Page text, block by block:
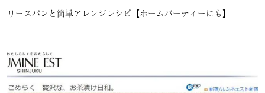
リースパンと簡単アレンジレシピ【ホームパーティーにも】